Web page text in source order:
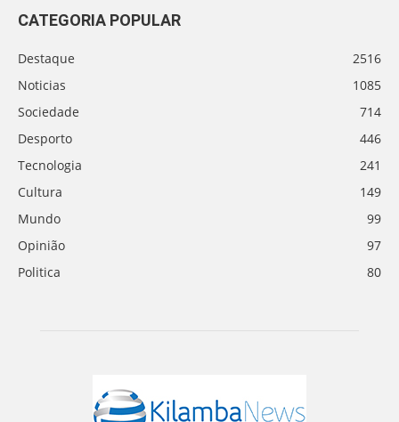
CATEGORIA POPULAR
Destaque
2516
Noticias
1085
Sociedade
714
Desporto
446
Tecnologia
241
Cultura
149
Mundo
99
Opinião
97
Politica
80